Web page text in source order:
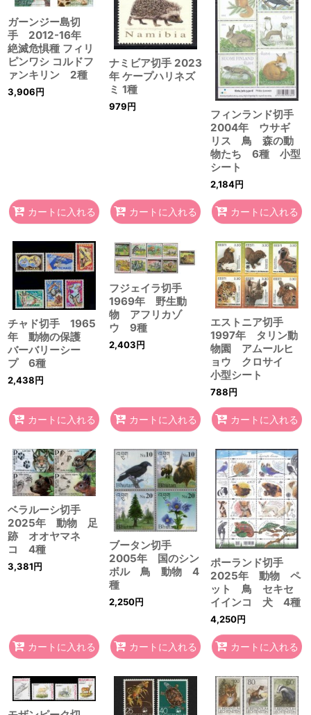
ガーンジー島切
手 2012-16年
絶滅危惧種 フィリ
ピンワシ コルドフ
ァンキリン 2種
3,906円
カートに入れる
ナミビア切手 2023
年 ケープハリネズ
ミ 1種
979円
カートに入れる
フィンランド切手
2004年 ウサギ
リス 鳥 森の動
物たち 6種 小型
シート
2,184円
カートに入れる
チャド切手 1965
年 動物の保護
バーバリーシー
プ 6種
2,438円
カートに入れる
フジェイラ切手
1969年 野生動
物 アフリカゾ
ウ 9種
2,403円
カートに入れる
エストニア切手
1997年 タリン動
物園 アムールヒ
ョウ クロサイ
小型シート
788円
カートに入れる
ベラルーシ切手
2025年 動物 足
跡 オオヤマネ
コ 4種
3,381円
カートに入れる
ブータン切手
2005年 国のシン
ボル 鳥 動物 4
種
2,250円
カートに入れる
ポーランド切手
2025年 動物 ペ
ット 鳥 セキセ
イインコ 犬 4種
4,250円
カートに入れる